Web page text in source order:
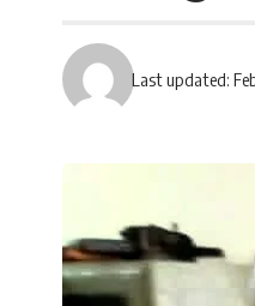
Last updated: